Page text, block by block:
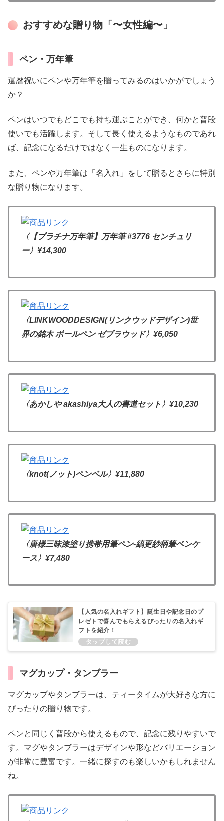
おすすめな贈り物「〜女性編〜」
ペン・万年筆
還暦祝いにペンや万年筆を贈ってみるのはいかがでしょう
か？
ペンはいつでもどこでも持ち運ぶことができ、何かと普段
使いでも活躍します。そして長く使えるようなものであれ
ば、記念になるだけではなく一生ものになります。
また、ペンや万年筆は「名入れ」をして贈るとさらに特別
な贈り物になります。
〈【プラチナ万年筆】万年筆 #3776 センチュリ
ー〉¥14,300
〈LINKWOODDESIGN(リンクウッドデザイン)世
界の銘木 ボールペン ゼブラウッド〉 ¥6,050
〈あかしや akashiya大人の書道セット〉 ¥10,230
〈knot(ノット)ペンベル〉 ¥11,880
〈唐様三昧漆塗り携帯用筆ペン-縞更紗柄筆ペンケ
ース〉 ¥7,480
【人気の名入れギフト】誕生日や記念日のプ
レゼトで喜んでもらえるぴったりの名入れギ
フトを紹介！
マグカップ・タンブラー
マグカップやタンブラーは、ティータイムが大好きな方に
ぴったりの贈り物です。
ペンと同じく普段から使えるもので、記念に残りやすいで
す。マグやタンブラーはデザインや形などバリエーション
が非常に豊富です。一緒に探すのも楽しいかもしれません
ね。